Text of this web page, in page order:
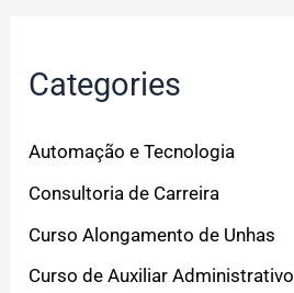
Categories
Automação e Tecnologia
Consultoria de Carreira
Curso Alongamento de Unhas
Curso de Auxiliar Administrativo